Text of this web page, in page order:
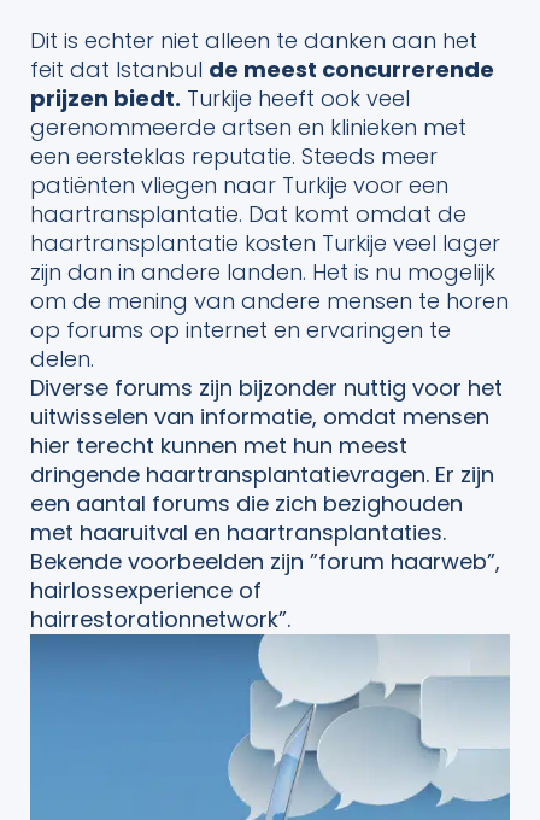
Dit is echter niet alleen te danken aan het
feit dat Istanbul de meest concurrerende
prijzen biedt. Turkije heeft ook veel
gerenommeerde artsen en klinieken met
een eersteklas reputatie. Steeds meer
patiënten vliegen naar Turkije voor een
haartransplantatie. Dat komt omdat de
haartransplantatie kosten Turkije veel lager
zijn dan in andere landen. Het is nu mogelijk
om de mening van andere mensen te horen
op forums op internet en ervaringen te
delen.
Diverse forums zijn bijzonder nuttig voor het
uitwisselen van informatie, omdat mensen
hier terecht kunnen met hun meest
dringende haartransplantatievragen. Er zijn
een aantal forums die zich bezighouden
met haaruitval en haartransplantaties.
Bekende voorbeelden zijn ”forum haarweb”,
hairlossexperience of
hairrestorationnetwork”.